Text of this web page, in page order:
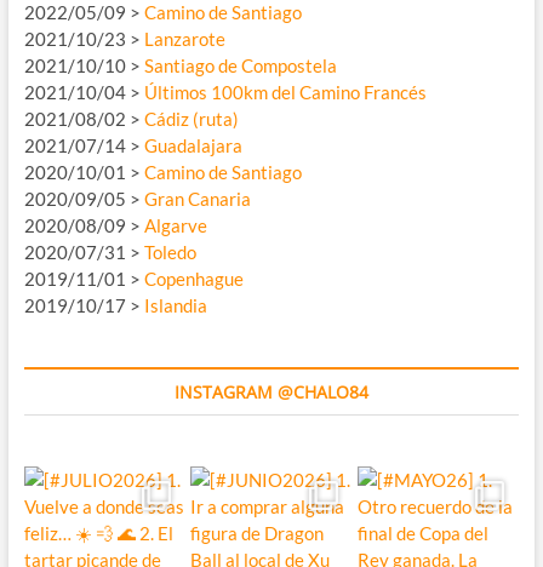
2022/05/09 > Camino de Santiago
2021/10/23 > Lanzarote
2021/10/10 > Santiago de Compostela
2021/10/04 > Últimos 100km del Camino Francés
2021/08/02 > Cádiz (ruta)
2021/07/14 > Guadalajara
2020/10/01 > Camino de Santiago
2020/09/05 > Gran Canaria
2020/08/09 > Algarve
2020/07/31 > Toledo
2019/11/01 > Copenhague
2019/10/17 > Islandia
INSTAGRAM @CHALO84